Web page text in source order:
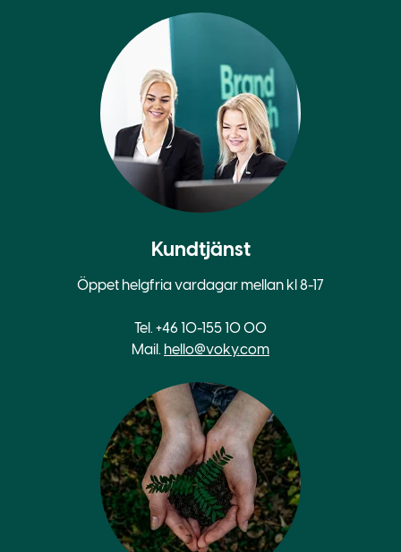
Kundtjänst
Öppet helgfria vardagar mellan kl 8-17
Tel. +46 10-155 10 00
Mail. hello@voky.com